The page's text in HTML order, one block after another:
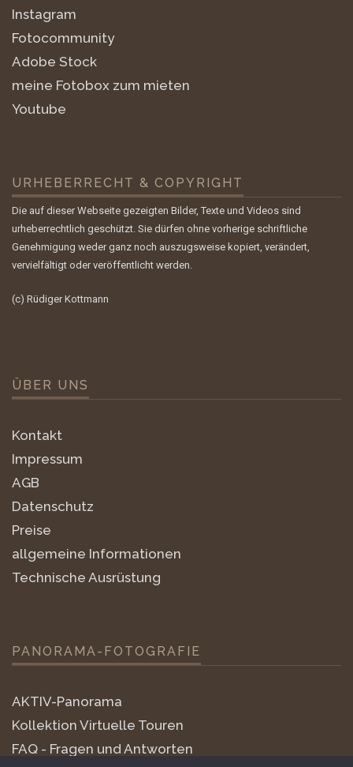
Instagram
Fotocommunity
Adobe Stock
meine Fotobox zum mieten
Youtube
URHEBERRECHT & COPYRIGHT
Die auf dieser Webseite gezeigten Bilder, Texte und Videos sind
urheberrechtlich geschützt. Sie dürfen ohne vorherige schriftliche
Genehmigung weder ganz noch auszugsweise kopiert, verändert,
vervielfältigt oder veröffentlicht werden.
(c) Rüdiger Kottmann
ÜBER UNS
Kontakt
Impressum
AGB
Datenschutz
Preise
allgemeine Informationen
Technische Ausrüstung
PANORAMA-FOTOGRAFIE
AKTIV-Panorama
Kollektion Virtuelle Touren
FAQ - Fragen und Antworten